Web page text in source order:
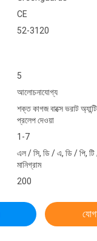
CE
52-3120
5
আলোচনাযোগ্য
শক্ত কাগজ বাক্সে ভরাট
প্রলেপ দেওয়া
1-7
এল / সি, ডি / এ, ডি / পি, টি /
মানিগ্রাম
200